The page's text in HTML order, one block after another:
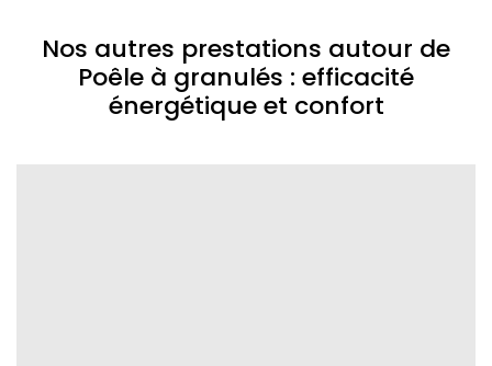
Nos autres prestations autour de
Poêle à granulés : efficacité
énergétique et confort